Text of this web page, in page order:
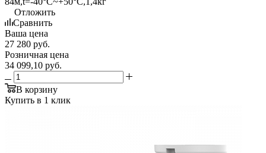
Отложить
Сравнить
Ваша цена
27 280 руб.
Розничная цена
34 099,10 руб.
В корзину
Купить в 1 клик